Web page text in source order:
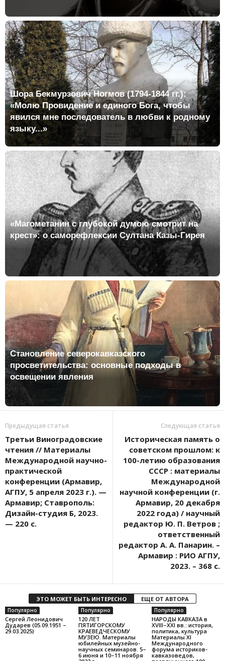
Шора Бекмурзович Ногмов (1794-1844 гг.):
«Молю Провидение и единого Бога, чтобы
явился мне последователь в любви к родному
языку...»
«Магометанин с глубокой думою смотрит на
крест»: о саморефлексии Султана Казы-Гирея
Становление северокавказского
просветительства: основные подходы в
освещении явления
Предыдущая статья
Третьи Виноградовские
чтения // Материалы
Международной научно-
практической
конференции (Армавир,
АГПУ, 5 апреля 2023 г.). —
Армавир; Ставрополь:
Дизайн-студия Б, 2023.
— 220 с.
Следующая статья
Историческая память о
советском прошлом: к
100-летию образования
СССР : материалы
Международной
научной конференции (г.
Армавир, 20 декабря
2022 года) / научный
редактор Ю. П. Ветров ;
ответственный
редактор А. А. Панарин. –
Армавир : РИО АГПУ,
2023. – 368 с.
ЭТО МОЖЕТ БЫТЬ ИНТЕРЕСНО ЕЩЕ ОТ АВТОРА
Популярно
Сергей Леонидович
Дударев (05.09.1951 –
29.03.2025)
Популярно
120 ЛЕТ
ПЯТИГОРСКОМУ
КРАЕВЕДЧЕСКОМУ
МУЗЕЮ. Материалы
юбилейных музейно-
научных семинаров. 5–
6 июня и 10–11 ноября
Популярно
НАРОДЫ КАВКАЗА в
XVIII–XXI вв.: история,
политика, культура
Материалы XI
Международного
форума историков-
кавказоведов,